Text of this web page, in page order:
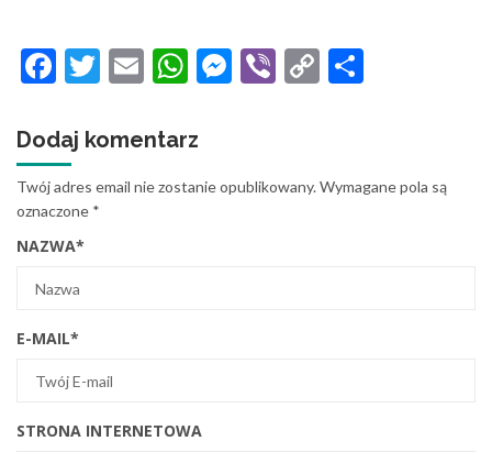
Facebook
Twitter
EmailWhatsApp
Messenger
Viber
Copy
Dodaj komentarz
Twój adres email nie zostanie opublikowany.Wymagane pola są
oznaczone *
NAZWA*
E-MAIL*
STRONA INTERNETOWA